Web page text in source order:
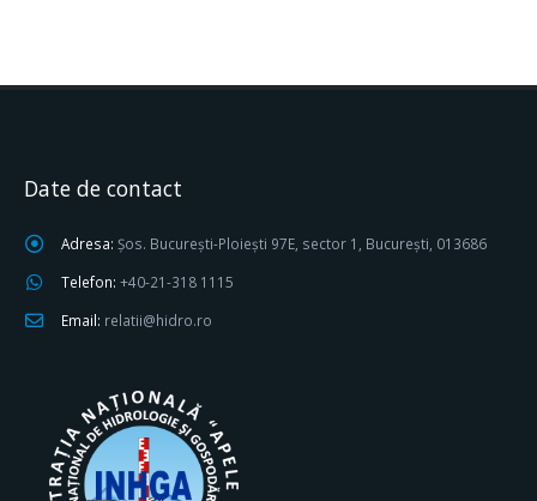
Date de contact
Adresa: Șos. București-Ploiești 97E, sector 1, București, 013686
Telefon: +40-21-318 1115
Email: relatii@hidro.ro